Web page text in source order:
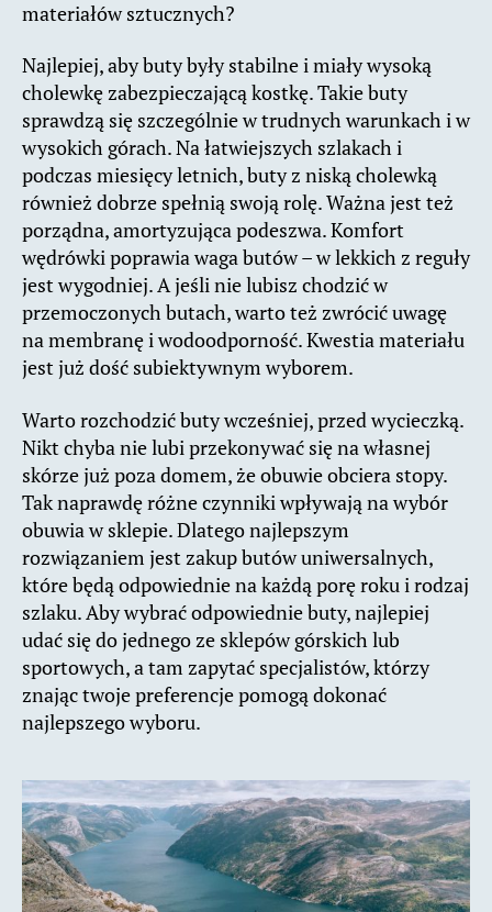
materiałów sztucznych?
Najlepiej, aby buty były stabilne i miały wysoką
cholewkę zabezpieczającą kostkę. Takie buty
sprawdzą się szczególnie w trudnych warunkach i w
wysokich górach. Na łatwiejszych szlakach i
podczas miesięcy letnich, buty z niską cholewką
również dobrze spełnią swoją rolę. Ważna jest też
porządna, amortyzująca podeszwa. Komfort
wędrówki poprawia waga butów – w lekkich z reguły
jest wygodniej. A jeśli nie lubisz chodzić w
przemoczonych butach, warto też zwrócić uwagę
na membranę i wodoodporność. Kwestia materiału
jest już dość subiektywnym wyborem.
Warto rozchodzić buty wcześniej, przed wycieczką.
Nikt chyba nie lubi przekonywać się na własnej
skórze już poza domem, że obuwie obciera stopy.
Tak naprawdę różne czynniki wpływają na wybór
obuwia w sklepie. Dlatego najlepszym
rozwiązaniem jest zakup butów uniwersalnych,
które będą odpowiednie na każdą porę roku i rodzaj
szlaku. Aby wybrać odpowiednie buty, najlepiej
udać się do jednego ze sklepów górskich lub
sportowych, a tam zapytać specjalistów, którzy
znając twoje preferencje pomogą dokonać
najlepszego wyboru.